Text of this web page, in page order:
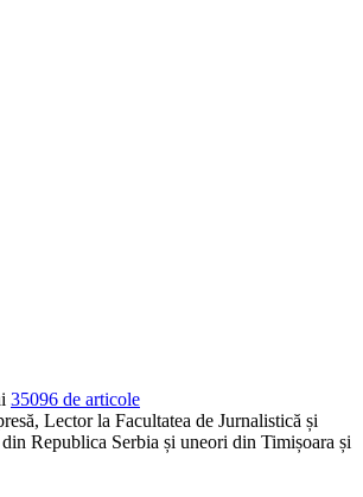
35096 de articole
Lector la Facultatea de Jurnalistică și
Republica Serbia și uneori din Timișoara și